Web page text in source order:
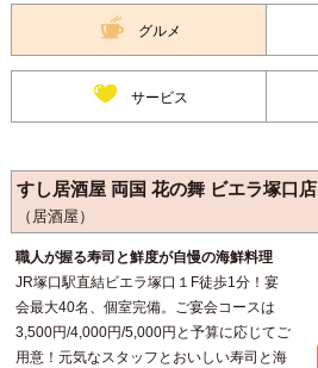
グルメ
サービス
すし居酒屋 両国 花の舞 ビエラ塚口店
（居酒屋）
職人が握る寿司と鮮度が自慢の海鮮料理
JR塚口駅直結ビエラ塚口１F徒歩1分！宴
会最大40名、個室完備。ご宴会コースは
3,500円/4,000円/5,000円と予算に応じてご
用意！元気なスタッフとおいしい寿司と海